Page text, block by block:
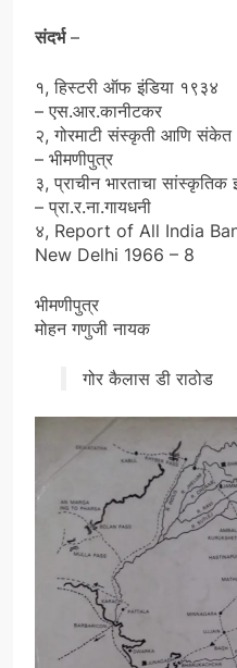
संदर्भ–
१, हिस्टरी ऑफ इंडिया १९३४
– एस.आर.कानीटकर
२, गोरमाटी संस्कृती आणि संकेत
– भीमणीपुत्र
३, प्राचीन भारताचा सांस्कृतिक
– प्रा.र.ना.गायधनी
४, Report of All India
New Delhi 1966 – 8
भीमणीपुत्र
मोहन गणुजी नायक
गोर कैलास डी राठोड